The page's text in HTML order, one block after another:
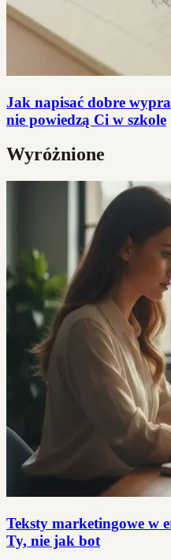
Jak napisać dobre
nie powiedzą Ci w szkole
Wyróżnione
Teksty marketingowe w
Ty, nie jak bot